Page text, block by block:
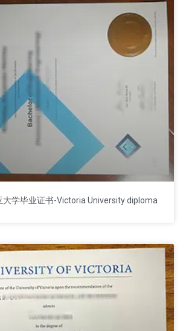
大学毕业证书-Victoria University diploma